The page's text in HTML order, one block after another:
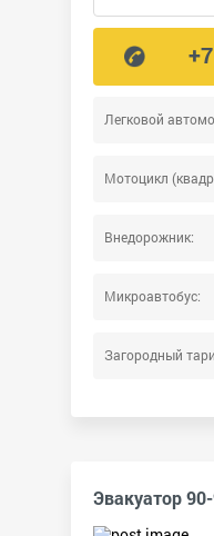
Легковой
Мотоцикл
Внедорожник:
Микроавтобус:
Загородный
Эвакуатор